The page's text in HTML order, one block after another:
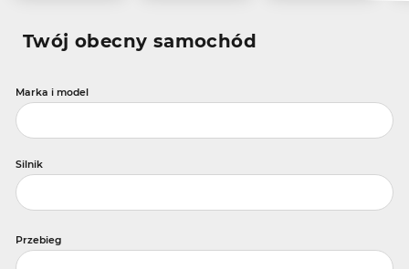
Twój obecny samochód
Marka i model
Silnik
Przebieg